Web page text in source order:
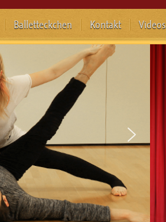
Balletteckchen Kontakt Videos